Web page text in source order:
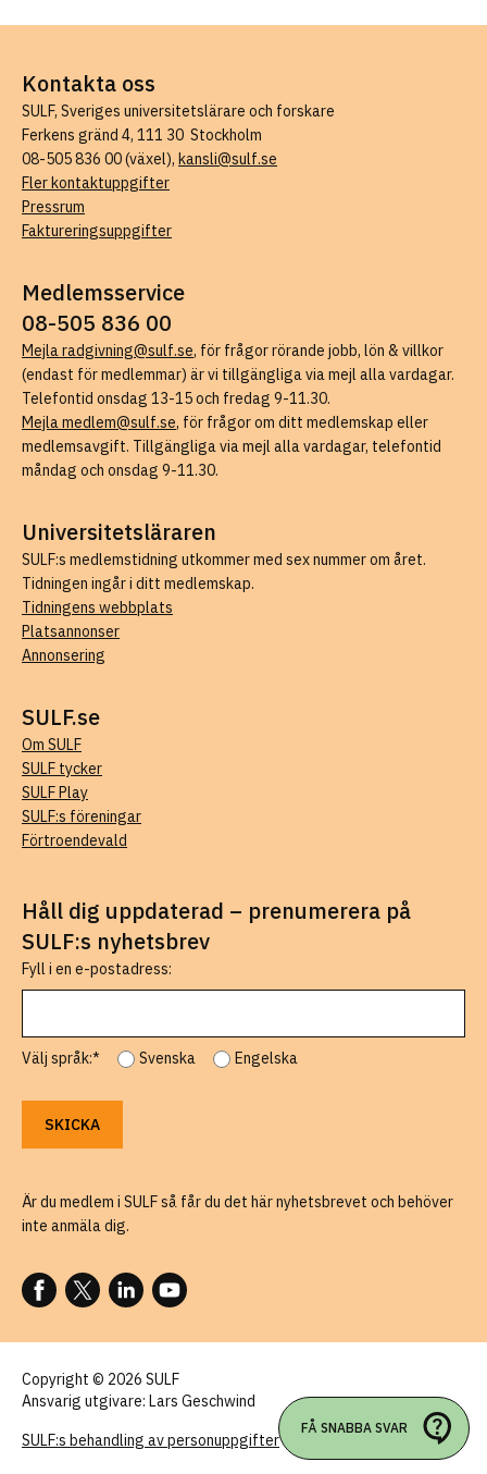
Kontakta oss
SULF, Sveriges universitetslärare och forskare
Ferkens gränd 4, 111 30 Stockholm
08-505 836 00 (växel), kansli@sulf.se
Fler kontaktuppgifter
Pressrum
Faktureringsuppgifter
Medlemsservice
08-505 836 00
Mejla radgivning@sulf.se, för frågor rörande jobb, lön & villkor
(endast för medlemmar) är vi tillgängliga via mejl alla vardagar.
Telefontid onsdag 13-15 och fredag 9-11.30.
Mejla medlem@sulf.se, för frågor om ditt medlemskap eller
medlemsavgift. Tillgängliga via mejl alla vardagar, telefontid
måndag och onsdag 9-11.30.
Universitetsläraren
SULF:s medlemstidning utkommer med sex nummer om året.
Tidningen ingår i ditt medlemskap.
Tidningens webbplats
Platsannonser
Annonsering
SULF.se
Om SULF
SULF tycker
SULF Play
SULF:s föreningar
Förtroendevald
Håll dig uppdaterad – prenumerera på
SULF:s nyhetsbrev
Fyll i en e-postadress:
Välj språk:* Svenska Engelska
Är du medlem i SULF så får du det här nyhetsbrevet och behöver
inte anmäla dig.
FÖLJ OSS PÅ FACEBOOK
FÖLJ OSS PÅ X
FÖLJ OSS PÅ LINKEDIN
FÖLJ OSS PÅ YOUTUBE
Copyright © 2026 SULF
Ansvarig utgivare: Lars Geschwind
SULF:s behandling av personuppgifter
FÅ SNABBA SVAR